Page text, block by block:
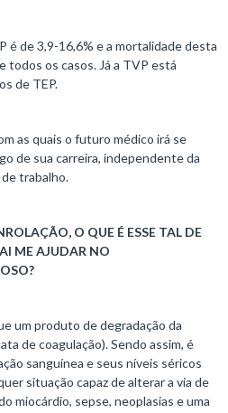
é de 3,9-16,6% e a mortalidade desta
todos os casos. Já a TVP está
de TEP.
as quais o futuro médico irá se
de sua carreira, independente da
trabalho.
O QUE É ESSE TAL DE
ME AJUDAR NO
um produto de degradação da
de coagulação). Sendo assim, é
sanguínea e seus níveis séricos
situação capaz de alterar a via de
miocárdio, sepse, neoplasias e uma